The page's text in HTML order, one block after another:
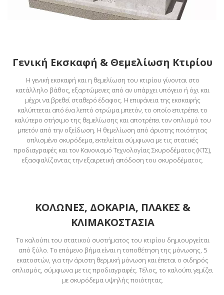
Γενική Εκσκαφή & Θεμελίωση Κτιρίου
Η γενική εκσκαφή και η θεμελίωση του κτιρίου γίνονται στο
κατάλληλο βάθος, εξαρτώμενες από αν υπάρχει υπόγειο ή όχι και
μέχρι να βρεθεί σταθερό έδαφος. Η επιφάνεια της εκσκαφής
καλύπτεται από ένα λεπτό στρώμα μπετόν, το οποίο επιτρέπει το
καλύτερο στήσιμο της θεμελίωσης και αποτρέπει τον οπλισμό του
μπετόν από την οξείδωση. Η θεμελίωση από άριστης ποιότητας
οπλισμένο σκυρόδεμα, εκτελείται σύμφωνα με τις στατικές
προδιαγραφές και τον Κανονισμό Τεχνολογίας Σκυροδέματος (ΚΤΣ),
εξασφαλίζοντας την εξαιρετική απόδοση του σκυροδέματος.
ΚΟΛΩΝΕΣ, ΔΟΚΑΡΙΑ, ΠΛΑΚΕΣ &
ΚΛΙΜΑΚΟΣΤΑΣΙΑ
Το καλούπι του στατικού συστήματος του κτιρίου δημιουργείται
από ξύλο. Το επόμενο βήμα είναι η τοποθέτηση της μόνωσης, 5
εκατοστών, για την άριστη θερμική μόνωση και έπεται ο σιδηρός
οπλισμός, σύμφωνα με τις προδιαγραφές. Τέλος, το καλούπι γεμίζει
με σκυρόδεμα υψηλής ποιότητας.